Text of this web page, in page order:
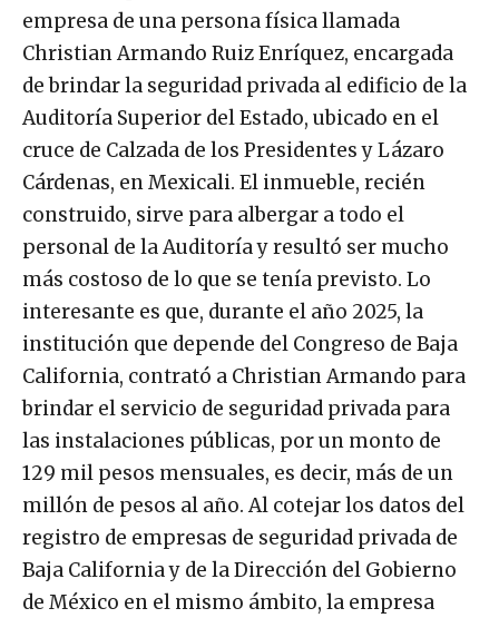
empresa de una persona física llamada
Christian Armando Ruiz Enríquez, encargada
de brindar la seguridad privada al edificio de la
Auditoría Superior del Estado, ubicado en el
cruce de Calzada de los Presidentes y Lázaro
Cárdenas, en Mexicali. El inmueble, recién
construido, sirve para albergar a todo el
personal de la Auditoría y resultó ser mucho
más costoso de lo que se tenía previsto. Lo
interesante es que, durante el año 2025, la
institución que depende del Congreso de Baja
California, contrató a Christian Armando para
brindar el servicio de seguridad privada para
las instalaciones públicas, por un monto de
129 mil pesos mensuales, es decir, más de un
millón de pesos al año. Al cotejar los datos del
registro de empresas de seguridad privada de
Baja California y de la Dirección del Gobierno
de México en el mismo ámbito, la empresa